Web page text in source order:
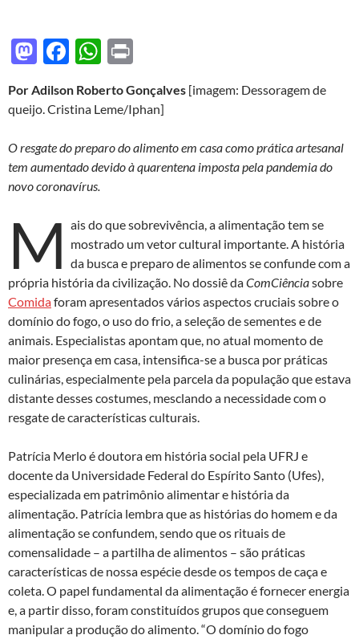
M
to
o
n
F
e
o
o
W
at
A
p
nt
Por Adilson Roberto Gonçalves [imagem: Dessoragem de
queijo. Cristina Leme/Iphan]
O resgate do preparo do alimento em casa como prática artesanal
tem aumentado devido à quarentena imposta pela pandemia do
novo coronavírus.
M ais do que sobrevivência, a alimentação tem se
mostrado um vetor cultural importante. A história
da busca e preparo de alimentos se confunde com a
própria história da civilização. No dossiê daComCiênciasobre
Comidaforam apresentados vários aspectos cruciais sobre o
domínio do fogo, o uso do frio, a seleção de sementes e de
animais. Especialistas apontam que, no atual momento de
maior presença em casa, intensifica-se a busca por práticas
culinárias, especialmente pela parcela da população que estava
distante desses costumes, mesclando a necessidade com o
resgate de características culturais.
Patrícia Merlo é doutora em história social pela UFRJ e
docente da Universidade Federal do Espírito Santo (Ufes),
especializada em patrimônio alimentar e história da
alimentação. Patrícia lembra que as histórias do homem e da
alimentação se confundem, sendo que os rituais de
comensalidade – a partilha de alimentos – são práticas
características de nossa espécie desde os tempos de caça e
coleta. O papel fundamental da alimentação é fornecer energia
e, a partir disso, foram constituídos grupos que conseguem
manipular a produção do alimento. “O domínio do fogo